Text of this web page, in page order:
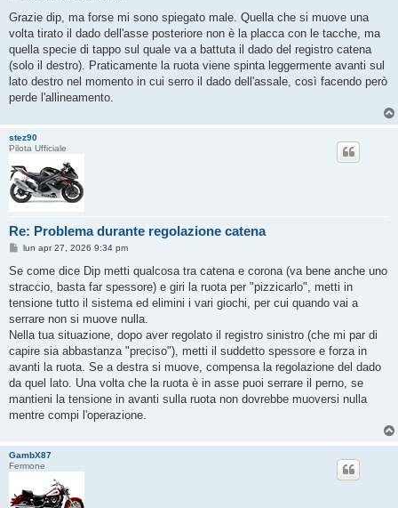
s
a
g
i
o
Grazie dip, ma forse mi sono spiegato male. Quella che si muove una
volta tirato il dado dell'asse posteriore non è la placca con le tacche, ma
quella specie di tappo sul quale va a battuta il dado del registro catena
(solo il destro). Praticamente la ruota viene spinta leggermente avanti sul
lato destro nel momento in cui serro il dado dell'assale, così facendo però
perde l'allineamento.
stez90
Pilota Ufficiale
Re: Problema durante regolazione catena
M
s
a
g
i
o
lun apr 27, 2026 9:34 pm
Se come dice Dip metti qualcosa tra catena e corona (va bene anche uno
straccio, basta far spessore) e giri la ruota per "pizzicarlo", metti in
tensione tutto il sistema ed elimini i vari giochi, per cui quando vai a
serrare non si muove nulla.
Nella tua situazione, dopo aver regolato il registro sinistro (che mi par di
capire sia abbastanza "preciso"), metti il suddetto spessore e forza in
avanti la ruota. Se a destra si muove, compensa la regolazione del dado
da quel lato. Una volta che la ruota è in asse puoi serrare il perno, se
mantieni la tensione in avanti sulla ruota non dovrebbe muoversi nulla
mentre compi l'operazione.
GambX87
Fermone